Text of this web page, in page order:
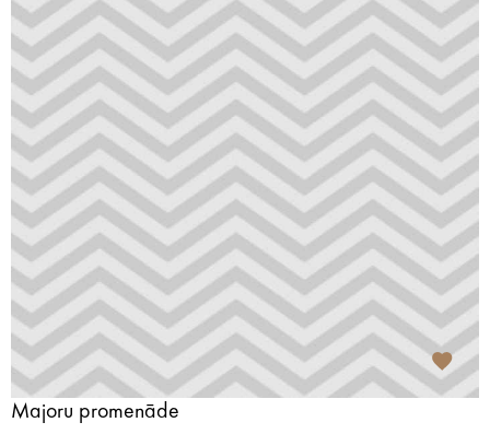
Majoru promenāde